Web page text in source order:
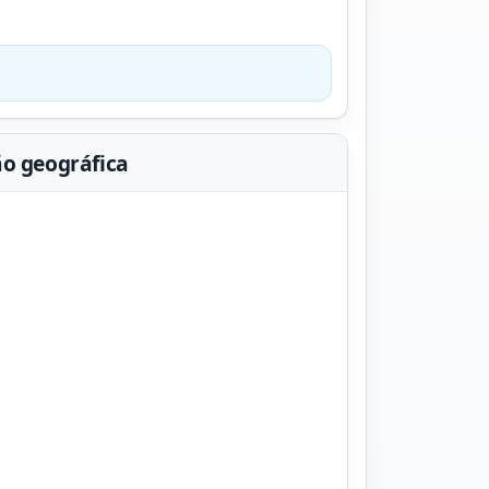
geográfica